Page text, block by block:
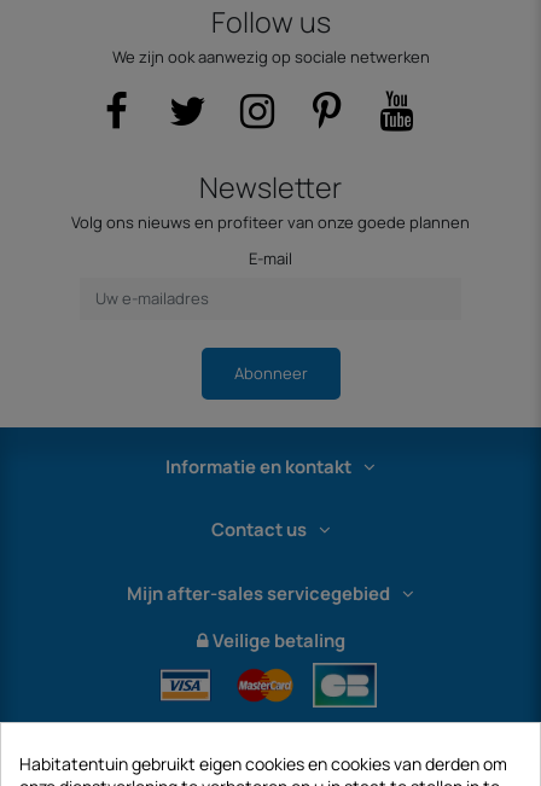
Follow us
We zijn ook aanwezig op sociale netwerken
Newsletter
Volg ons nieuws en profiteer van onze goede plannen
E-mail
Abonneer
Informatie en kontakt
Contact us
Mijn after-sales servicegebied
Veilige betaling
Habitatentuin gebruikt eigen cookies en cookies van derden om